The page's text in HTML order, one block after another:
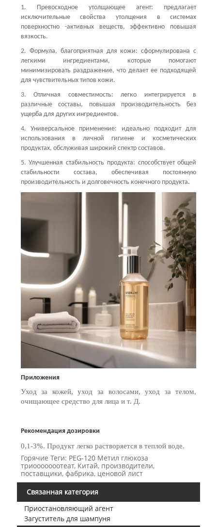
1. Превосходное утолщающее агент: предлагает
исключительные свойства утолщения в системах
поверхностно -активных веществ, эффективно повышая
вязкость.
2. Формула, благоприятная для кожи: сформулирована с
легкими ингредиентами, которые помогают
минимизировать раздражение, что делает ее подходящей
для чувствительных типов кожи.
3. Отличная совместимость: легко интегрируется в
различные составы, повышая производительность без
ущерба для других ингредиентов.
4. Универсальное применение: идеально подходит для
использования в личной гигиене и косметических
продуктах, обслуживая широкий спектр составов.
5. Улучшенная стабильность продукта: способствует общей
стабильности состава, обеспечивая постоянную
производительность и долговечность конечного продукта.
Приложения
Уход за кожей, уход за волосами, уход за телом,
очищающее средство для лица и т. Д.
Рекомендация дозировки
0,1-3%. Продукт легко растворяется в теплой воде.
Горячие Теги: PEG-120 Метил глюкоза
триооооооотеат, Китай, производители,
поставщики, фабрика, ценовой лист
Связанная категория
Приостановляющий агент
Загуститель для шампуня